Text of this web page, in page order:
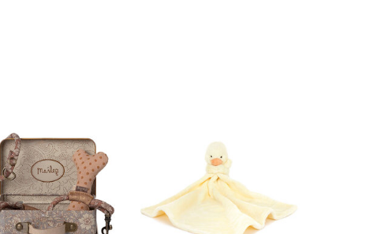
dänischen
Marke Maileg
HINZUFÜGEN
ZUM WARENKORB HINZUFÜGEN